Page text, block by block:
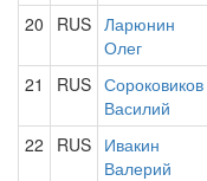
20 RUS Ларюнин
Олег
21 RUS Сороковиков
Василий
22 RUS Ивакин
Валерий